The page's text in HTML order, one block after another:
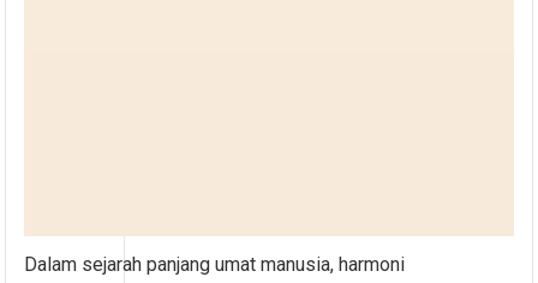
Dalam sejarah panjang umat manusia, harmoni